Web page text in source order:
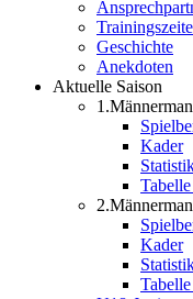
Geschichte
Anekdoten
Aktuelle Saison
Kader
Kader